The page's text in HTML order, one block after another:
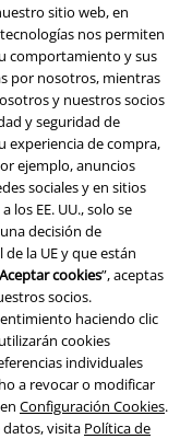
sitio web, en
nos permiten
comportamiento y sus
por nosotros, mientras
y nuestros socios
y seguridad de
experiencia de compra,
ejemplo, anuncios
sociales y en sitios
los EE. UU., solo se
decisión de
la UE y que están
Aceptar cookies”, aceptas
socios.
haciendo clic
cookies
individuales
a revocar o modificar
Configuración Cookies.
visita Política de